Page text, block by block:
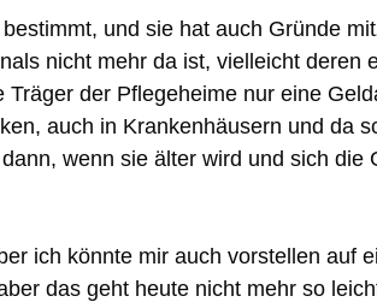
und sie hat auch Gründe
nicht mehr da ist, vielleicht deren
der Pflegeheime nur eine
auch in Krankenhäusern und da
wenn sie älter wird und sich die
ich könnte mir auch vorstellen auf
das geht heute nicht mehr so